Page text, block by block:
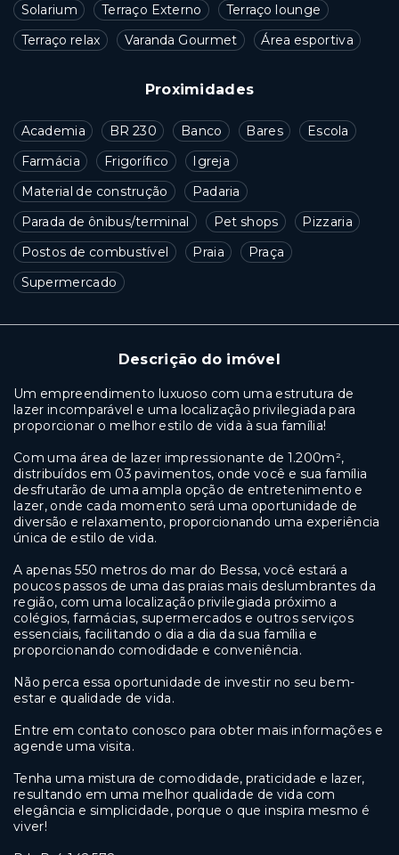
Solarium
Terraço Externo
Terraço lounge
Terraço relax
Varanda Gourmet Área esportiva
Proximidades
Academia BR 230 Banco Bares
Escola
Farmácia
Frigorífico
Igreja
Material de construção
Padaria
Parada de ônibus/terminal
Pet shops
Pizzaria
Postos de combustível
Praia
Praça
Supermercado
Descrição do imóvel
Um empreendimento luxuoso com uma estrutura de
lazer incomparável e uma localização privilegiada para
proporcionar o melhor estilo de vida à sua família!
Com uma área de lazer impressionante de 1.200m²,
distribuídos em 03 pavimentos, onde você e sua família
desfrutarão de uma ampla opção de entretenimento e
lazer, onde cada momento será uma oportunidade de
diversão e relaxamento, proporcionando uma experiência
única de estilo de vida.
A apenas 550 metros do mar do Bessa, você estará a
poucos passos de uma das praias mais deslumbrantes da
região, com uma localização privilegiada próximo a
colégios, farmácias, supermercados e outros serviços
essenciais, facilitando o dia a dia da sua família e
proporcionando comodidade e conveniência.
Não perca essa oportunidade de investir no seu bem-
estar e qualidade de vida.
Entre em contato conosco para obter mais informações e
agende uma visita.
Tenha uma mistura de comodidade, praticidade e lazer,
resultando em uma melhor qualidade de vida com
elegância e simplicidade, porque o que inspira mesmo é
viver!